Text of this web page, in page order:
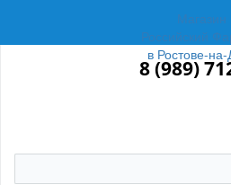
Магазин
Российский
в Ростове-
8 (989)